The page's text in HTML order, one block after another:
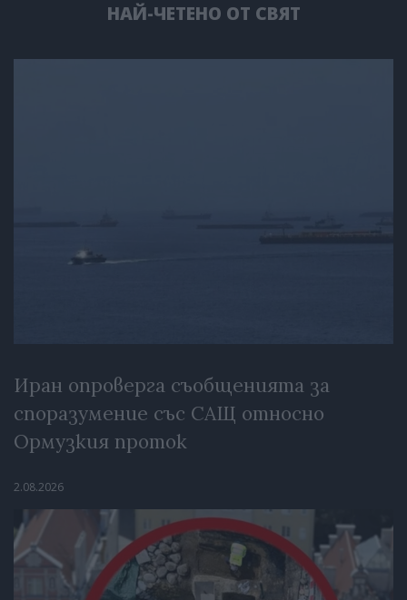
НАЙ-ЧЕТЕНО ОТ СВЯТ
Иран опроверга съобщенията за
споразумение със САЩ относно
Ормузкия проток
2.08.2026